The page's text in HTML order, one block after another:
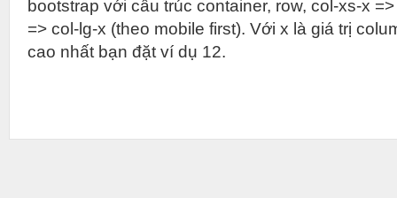
bootstrap với cấu trúc container, row, col-xs-x
=> col-lg-x (theo mobile first). Với x là giá trị
cao nhất bạn đặt ví dụ 12.